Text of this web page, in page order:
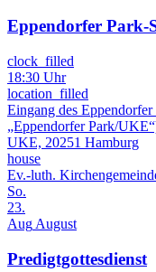
Eppendorfer Park-
clock_filled
18:30 Uhr
location_filled
Eingang des
„Eppendorfer Park/
UKE, 20251 Hamburg
house
Ev.-luth.
So.
23.
Aug August
Predigtgottesdienst